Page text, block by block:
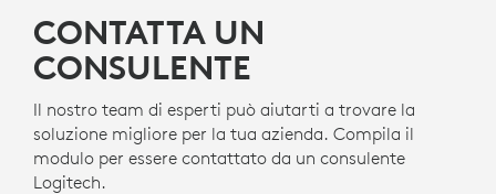
CONTATTA UN
CONSULENTE
Il nostro team di esperti può aiutarti a trovare la
soluzione migliore per la tua azienda. Compila il
modulo per essere contattato da un consulente
Logitech.